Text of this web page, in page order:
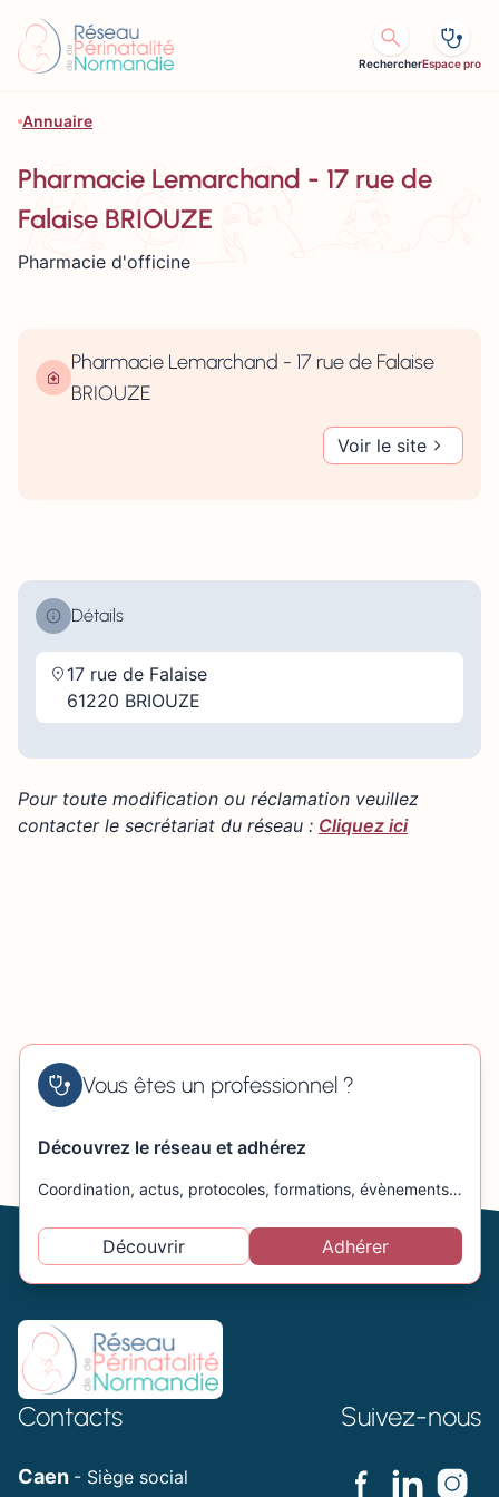
RechercherEspace pro
Annuaire
Pharmacie Lemarchand - 17 rue de
Falaise BRIOUZE
Pharmacie d'officine
Pharmacie Lemarchand - 17 rue de Falaise
BRIOUZE
Voir le site
Détails
17 rue de Falaise
61220 BRIOUZE
Pour toute modification ou réclamation veuillez
contacter le secrétariat du réseau : Cliquez ici
Vous êtes un professionnel ?
Découvrez le réseau et adhérez
Coordination, actus, protocoles, formations, évènements…
Découvrir Adhérer
Contacts
Caen - Siège social
Suivez-nous